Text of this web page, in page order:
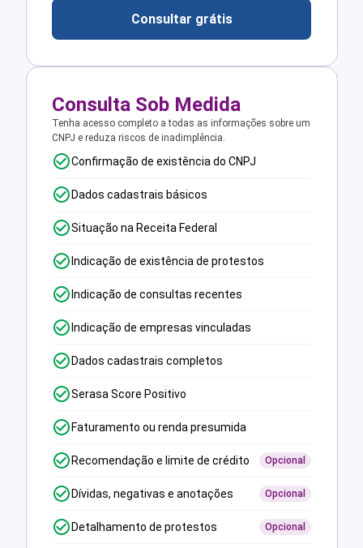
Consultar grátis
Consulta Sob Medida
Tenha acesso completo a todas as informações sobre um
CNPJ e reduza riscos de inadimplência.
Confirmação de existência do CNPJ
Dados cadastrais básicos
Situação na Receita Federal
Indicação de existência de protestos
Indicação de consultas recentes
Indicação de empresas vinculadas
Dados cadastrais completos
Serasa Score Positivo
Faturamento ou renda presumida
Recomendação e limite de crédito Opcional
Dívidas, negativas e anotações Opcional
Detalhamento de protestos Opcional